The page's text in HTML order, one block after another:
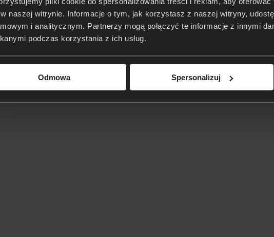
naszej witrynie. Informacje o tym, jak korzystasz z naszej witryny,
i analitycznym. Partnerzy mogą połączyć te informacje z innymi
podczas korzystania z ich usług.
Odmowa Spersonalizuj